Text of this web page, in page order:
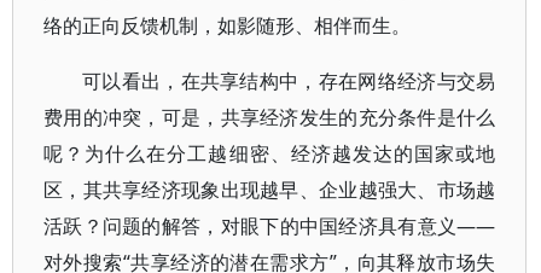
络的正向反馈机制，如影随形、相伴而生。
可以看出，在共享结构中，存在网络经济与交易
费用的冲突，可是，共享经济发生的充分条件是什么
呢？为什么在分工越细密、经济越发达的国家或地
区，其共享经济现象出现越早、企业越强大、市场越
活跃？问题的解答，对眼下的中国经济具有意义——
对外搜索“共享经济的潜在需求方”，向其释放市场失